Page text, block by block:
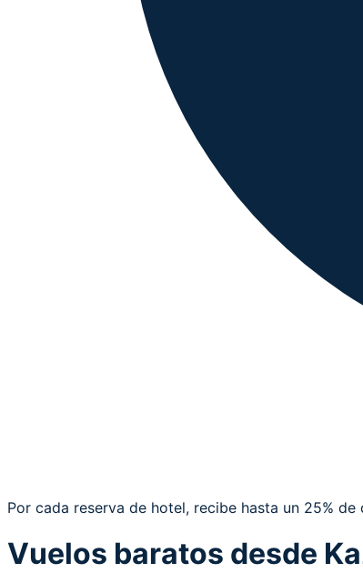
Por cada reserva de hotel, recibe hasta un 25%
Vuelos baratos desde